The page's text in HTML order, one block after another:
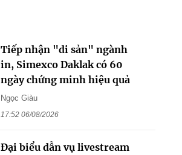
Tiếp nhận "di sản" ngành
in, Simexco Daklak có 60
ngày chứng minh hiệu quả
Ngọc Giàu
17:52 06/08/2026
Đại biểu dẫn vụ livestream